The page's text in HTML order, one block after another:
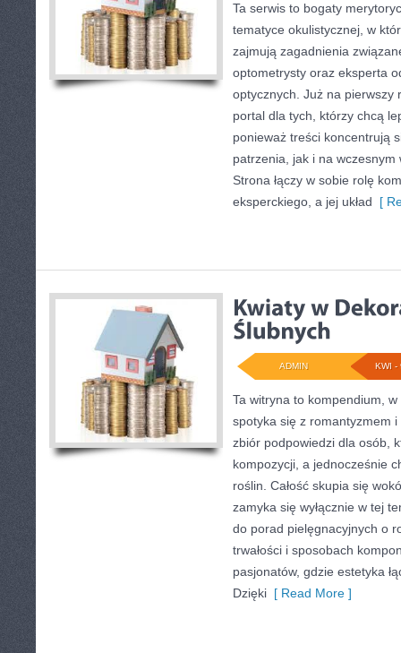
Ta serwis to bogaty
tematyce okulistycznej, w
zajmują zagadnienia
optometrysty oraz eksperta
optycznych. Już na pierwszy
portal dla tych, którzy chcą
ponieważ treści koncentrują
patrzenia, jak i na
Strona łączy w sobie rolę
eksperckiego, a jej układ [
KWI -
ADMIN
Ta witryna to kompendium,
spotyka się z romantyzmem
zbiór podpowiedzi dla osób,
kompozycji, a jednocześnie
roślin. Całość skupia się
zamyka się wyłącznie w tej
do porad pielęgnacyjnych o
trwałości i sposobach
pasjonatów, gdzie estetyka
Dzięki [ Read More ]